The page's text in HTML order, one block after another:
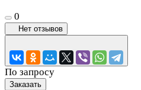
0
Нет отзывов
По запросу
Заказать